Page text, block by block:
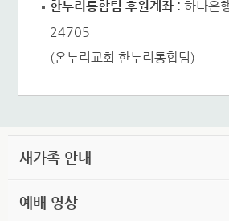
한누리통합팀 후원계좌 :하나은
24705
(온누리교회 한누리통합팀)
새가족 안내
예배 영상